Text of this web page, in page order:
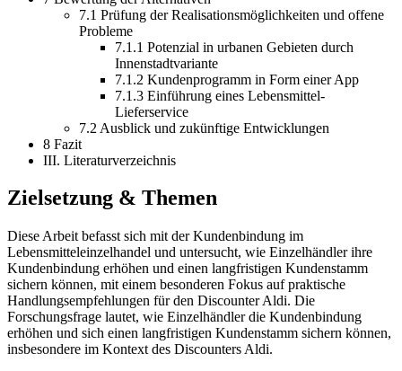
7.1 Prüfung der Realisationsmöglichkeiten und offene
Probleme
7.1.1 Potenzial in urbanen Gebieten durch
Innenstadtvariante
7.1.2 Kundenprogramm in Form einer App
7.1.3 Einführung eines Lebensmittel-
Lieferservice
7.2 Ausblick und zukünftige Entwicklungen
8 Fazit
III. Literaturverzeichnis
Zielsetzung & Themen
Diese Arbeit befasst sich mit der Kundenbindung im
Lebensmitteleinzelhandel und untersucht, wie Einzelhändler ihre
Kundenbindung erhöhen und einen langfristigen Kundenstamm
sichern können, mit einem besonderen Fokus auf praktische
Handlungsempfehlungen für den Discounter Aldi. Die
Forschungsfrage lautet, wie Einzelhändler die Kundenbindung
erhöhen und sich einen langfristigen Kundenstamm sichern können,
insbesondere im Kontext des Discounters Aldi.